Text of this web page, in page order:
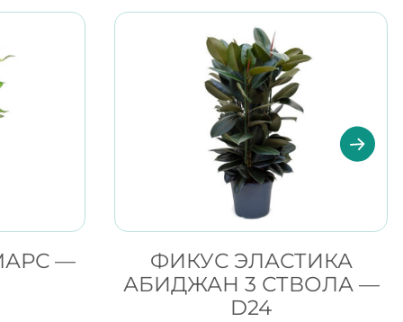
—
ФИКУС ЭЛАСТИКА
АБИДЖАН 3 СТВОЛА —
D24